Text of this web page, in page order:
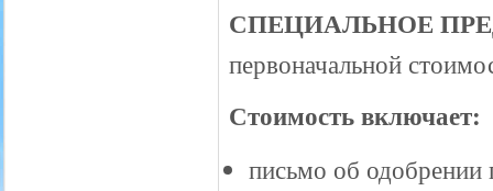
СПЕЦИАЛЬНОЕ
первоначальной
Стоимость включает:
письмо об